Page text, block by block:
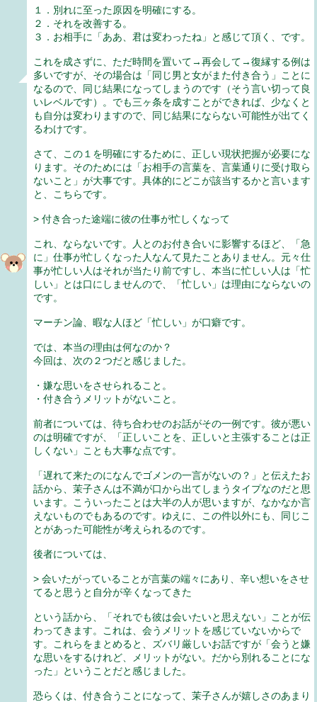
１．別れに至った原因を明確にする。
２．それを改善する。
３．お相手に「ああ、君は変わったね」と感じて頂く、です。
これを成さずに、ただ時間を置いて→再会して→復縁する例は
多いですが、その場合は「同じ男と女がまた付き合う」ことに
なるので、同じ結果になってしまうのです（そう言い切って良
いレベルです）。でも三ヶ条を成すことができれば、少なくと
も自分は変わりますので、同じ結果にならない可能性が出てく
るわけです。
さて、この１を明確にするために、正しい現状把握が必要にな
ります。そのためには「お相手の言葉を、言葉通りに受け取ら
ないこと」が大事です。具体的にどこが該当するかと言います
と、こちらです。
> 付き合った途端に彼の仕事が忙しくなって
これ、ならないです。人とのお付き合いに影響するほど、「急
に」仕事が忙しくなった人なんて見たことありません。元々仕
事が忙しい人はそれが当たり前ですし、本当に忙しい人は「忙
しい」とは口にしませんので、「忙しい」は理由にならないの
です。
マーチン論、暇な人ほど「忙しい」が口癖です。
では、本当の理由は何なのか？
今回は、次の２つだと感じました。
・嫌な思いをさせられること。
・付き合うメリットがないこと。
前者については、待ち合わせのお話がその一例です。彼が悪い
のは明確ですが、「正しいことを、正しいと主張することは正
しくない」ことも大事な点です。
「遅れて来たのになんでゴメンの一言がないの？」と伝えたお
話から、茉子さんは不満が口から出てしまうタイプなのだと思
います。こういったことは大半の人が思いますが、なかなか言
えないものでもあるのです。ゆえに、この件以外にも、同じこ
とがあった可能性が考えられるのです。
後者については、
> 会いたがっていることが言葉の端々にあり、辛い想いをさせ
てると思うと自分が辛くなってきた
という話から、「それでも彼は会いたいと思えない」ことが伝
わってきます。これは、会うメリットを感じていないからで
す。これらをまとめると、ズバリ厳しいお話ですが「会うと嫌
な思いをするけれど、メリットがない。だから別れることにな
った」ということだと感じました。
恐らくは、付き合うことになって、茉子さんが嬉しさのあまり